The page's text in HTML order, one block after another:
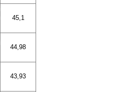
45,1
44,98
43,93